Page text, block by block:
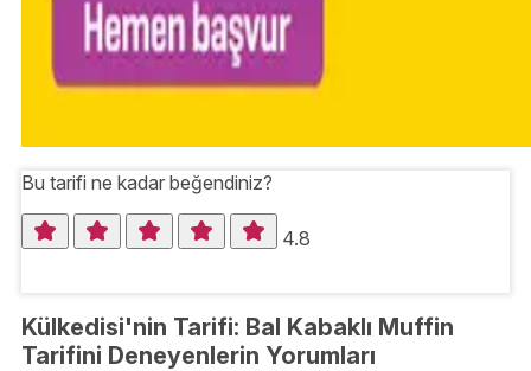
Bu tarifi ne kadar beğendiniz?
4.8
Külkedisi'nin Tarifi: Bal Kabaklı Muffin
Tarifini Deneyenlerin Yorumları